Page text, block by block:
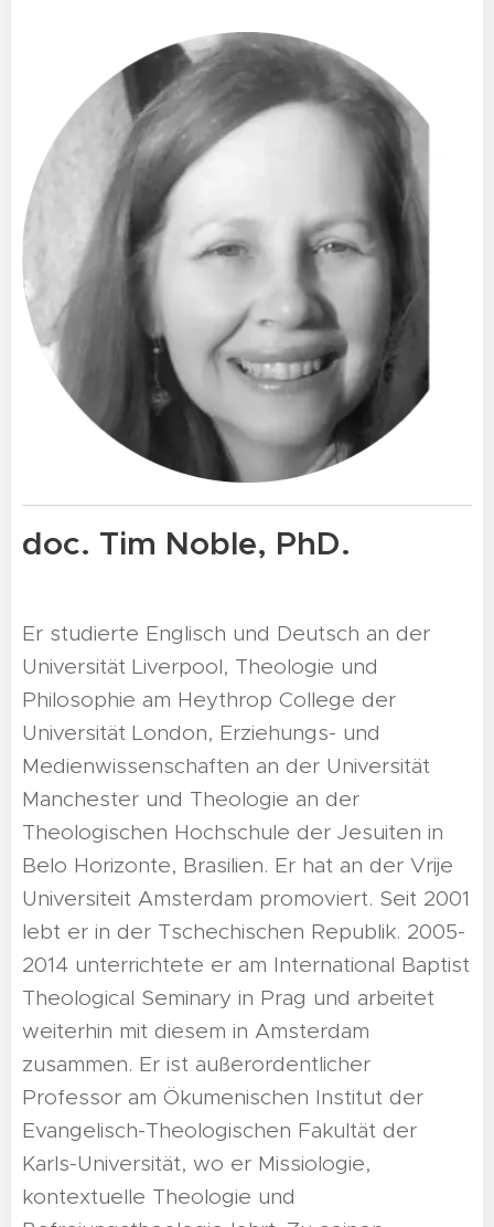
doc. Tim Noble, PhD.
Er studierte Englisch und Deutsch an der
Universität Liverpool, Theologie und
Philosophie am Heythrop College der
Universität London, Erziehungs- und
Medienwissenschaften an der Universität
Manchester und Theologie an der
Theologischen Hochschule der Jesuiten in
Belo Horizonte, Brasilien. Er hat an der Vrije
Universiteit Amsterdam promoviert. Seit 2001
lebt er in der Tschechischen Republik. 2005-
2014 unterrichtete er am International Baptist
Theological Seminary in Prag und arbeitet
weiterhin mit diesem in Amsterdam
zusammen. Er ist außerordentlicher
Professor am Ökumenischen Institut der
Evangelisch-Theologischen Fakultät der
Karls-Universität, wo er Missiologie,
kontextuelle Theologie und